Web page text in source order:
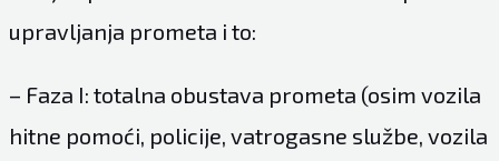
upravljanja prometa i to:
– Faza I: totalna obustava prometa (osim vozila
hitne pomoći, policije, vatrogasne službe, vozila